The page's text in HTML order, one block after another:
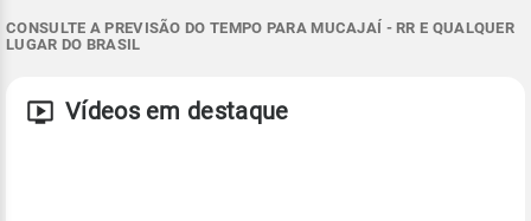
CONSULTE A PREVISÃO DO TEMPO PARA MUCAJAÍ - RR E QUALQUER
LUGAR DO BRASIL
Vídeos em destaque